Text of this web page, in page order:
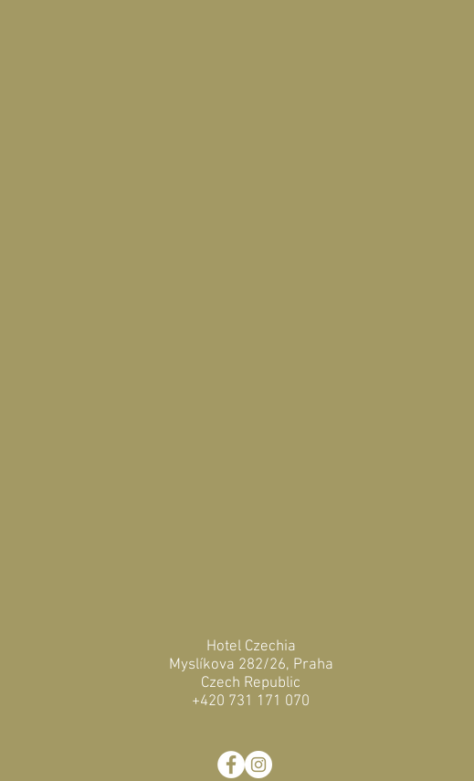
Hotel Czechia
Myslíkova 282/26, Praha
Czech Republic
+420 731 171 070